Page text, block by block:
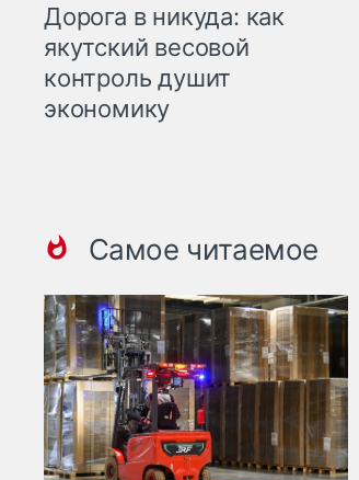
Дорога в никуда: как
якутский весовой
контроль душит
экономику
Самое читаемое